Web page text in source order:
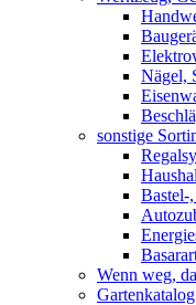
Nägel,
sonstige
Bastel-
Wenn weg,